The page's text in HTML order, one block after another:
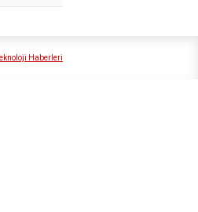
Haberleri